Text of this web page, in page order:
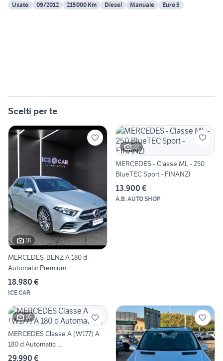
Usato
09/2012 215000 Km Diesel Manuale Euro 5
Scelti per te
18
MERCEDES-BENZ A 180 d
Automatic Premium
18.980 €
ICE CAR
22
MERCEDES - Classe ML - 250
BlueTEC Sport - FINANZI
13.900 €
A.B. AUTO SHOP
16
MERCEDES Classe A (W177) A
180 d Automatic ...
29.990 €